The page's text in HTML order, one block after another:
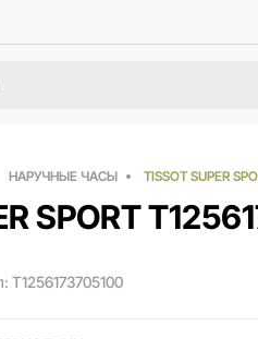
НАРУЧНЫЕ ЧАСЫ TISSOT SUPER
SPORT
T1256173705100